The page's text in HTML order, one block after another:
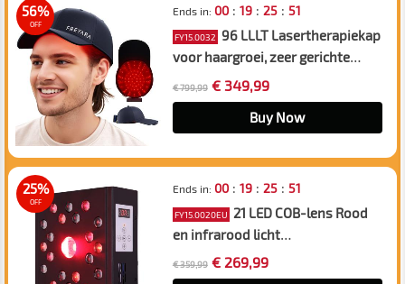
56%
OFF
Ends in: 00: 19: 25: 50
FY15.0032 96 LLLT Lasertherapiekap
voor haargroei, zeer gerichte
energie, bereikt direct de
haarwortel (5-8 mm), haargroei
hoed voor mannen en vrouwen,
haaruitvalbehandeling
€ 799,99 € 349,99
Buy Now
25%
OFF
Ends in: 00: 19: 25: 50
FY15.0020EU
21 LED COB-lens Rood
en infrarood licht
schoonheidstherapie
lichtapparaat, 3x sterkere energie
€ 359,99 € 269,99